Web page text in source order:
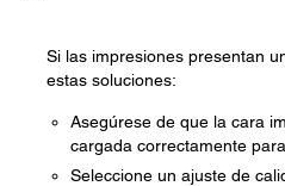
Si las impresiones presentan
estas soluciones:
Asegúrese de que la cara
cargada correctamente
Seleccione un ajuste de